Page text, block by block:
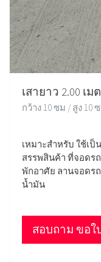
เสายาว 2.00 เ
กว้าง 10 ซม / สูง 10
เหมาะสำหรับ ใช้เ
สรรพสินค้า ที่จอดร
พักอาศัย ลานจอดร
น้ำมัน
สอบถาม ขอใ